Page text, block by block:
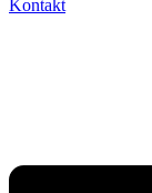
Kontakt